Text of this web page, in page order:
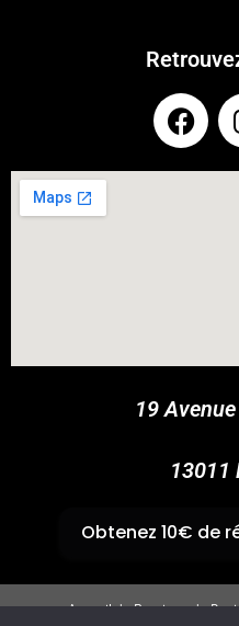
19
13011
✆04
Accueil Boutique
Obtenez 10€ de